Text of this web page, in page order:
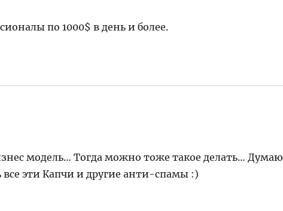
по 1000$ в день и более.
модель… Тогда можно тоже такое делать… Думаю
эти Капчи и другие анти-спамы :)